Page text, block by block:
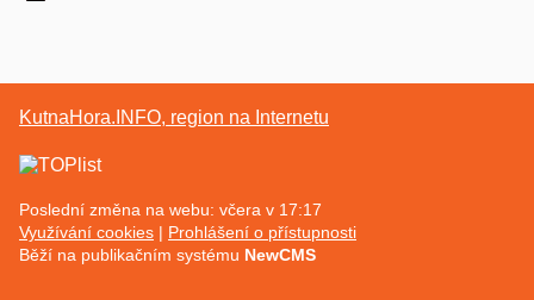
KutnaHora.INFO, region na Internetu
Poslední změna na webu: včera v 17:17
Využívání cookies
Prohlášení o přístupnosti
Běží na publikačním systému NewCMS